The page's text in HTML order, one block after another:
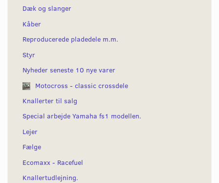
Dæk og slanger
Kåber
Reproducerede pladedele m.m.
Styr
Nyheder seneste 10 nye varer
Motocross - classic crossdele
Knallerter til salg
Special arbejde Yamaha fs1 modellen.
Lejer
Fælge
Ecomaxx - Racefuel
Knallertudlejning.